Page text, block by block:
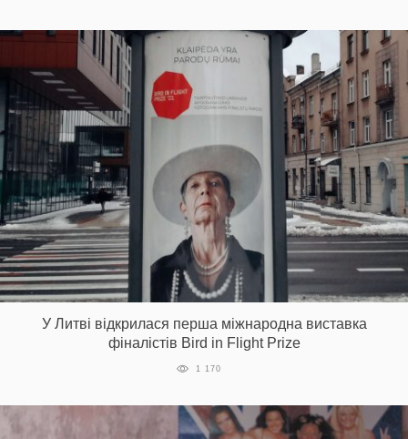
У Литві відкрилася перша міжнародна виставка
фіналістів Bird in Flight Prize
1 170